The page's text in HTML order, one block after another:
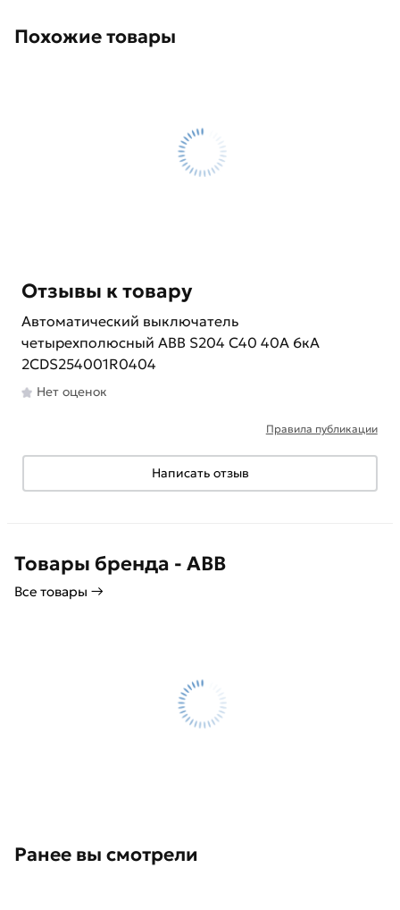
Похожие товары
Отзывы к товару
Автоматический выключатель
четырехполюсный ABB S204 C40 40A 6кА
2CDS254001R0404
Нет оценок
Правила публикации
Написать отзыв
Товары бренда - ABB
Все товары →
Ранее вы смотрели